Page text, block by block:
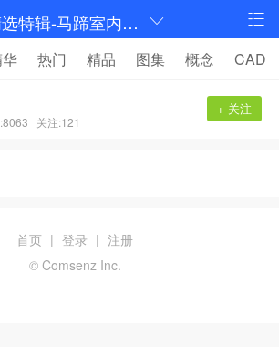
精选特辑-马蹄室内设计论坛-序赞网
热门 精品 图集 概念
CAD
关注:121
+ 关注
首页 | 登录 | 注册
© Comsenz Inc.